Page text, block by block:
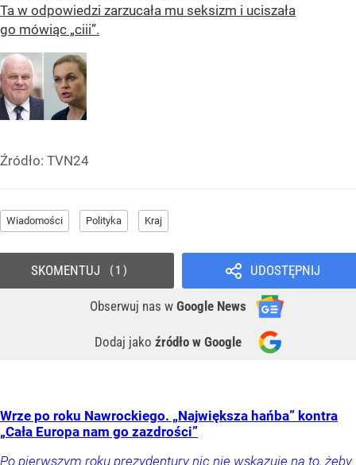
Ta w odpowiedzi zarzucała mu seksizm i uciszała
go mówiąc „ciii”.
Źródło: TVN24
Wiadomości Polityka Kraj
UDOSTĘPNIJ
Obserwuj nas w Google News
Dodaj jako źródło w Google
SKOMENTUJ 1
Wrze po roku Nawrockiego. „Największa hańba” kontra
„Cała Europa nam go zazdrości”
Po pierwszym roku prezydentury nic nie wskazuje na to, żeby